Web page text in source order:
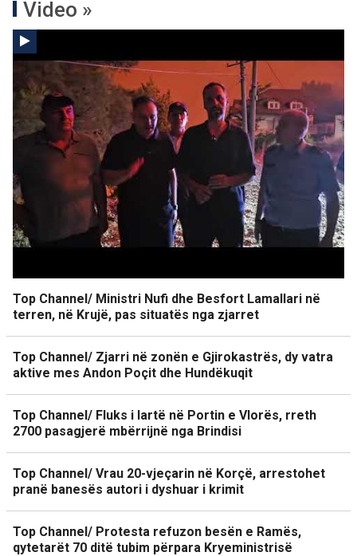
Video »
Top Channel/ Ministri Nufi dhe Besfort Lamallari në
terren, në Krujë, pas situatës nga zjarret
Top Channel/ Zjarri në zonën e Gjirokastrës, dy vatra
aktive mes Andon Poçit dhe Hundëkuqit
Top Channel/ Fluks i lartë në Portin e Vlorës, rreth
2700 pasagjerë mbërrijnë nga Brindisi
Top Channel/ Vrau 20-vjeçarin në Korçë, arrestohet
pranë banesës autori i dyshuar i krimit
Top Channel/ Protesta refuzon besën e Ramës,
qytetarët 70 ditë tubim përpara Kryeministrisë